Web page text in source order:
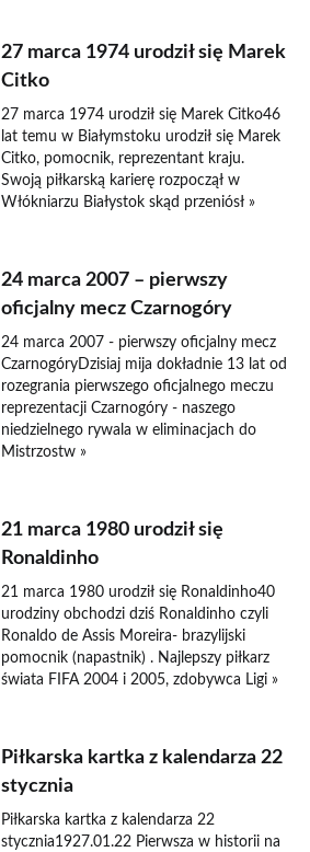
27 marca 1974 urodził się Marek
Citko
27 marca 1974 urodził się Marek Citko46
lat temu w Białymstoku urodził się Marek
Citko, pomocnik, reprezentant kraju.
Swoją piłkarską karierę rozpoczął w
Włókniarzu Białystok skąd przeniósł »
24 marca 2007 – pierwszy
oficjalny mecz Czarnogóry
24 marca 2007 - pierwszy oficjalny mecz
CzarnogóryDzisiaj mija dokładnie 13 lat od
rozegrania pierwszego oficjalnego meczu
reprezentacji Czarnogóry - naszego
niedzielnego rywala w eliminacjach do
Mistrzostw »
21 marca 1980 urodził się
Ronaldinho
21 marca 1980 urodził się Ronaldinho40
urodziny obchodzi dziś Ronaldinho czyli
Ronaldo de Assis Moreira- brazylijski
pomocnik (napastnik) . Najlepszy piłkarz
świata FIFA 2004 i 2005, zdobywca Ligi »
Piłkarska kartka z kalendarza 22
stycznia
Piłkarska kartka z kalendarza 22
stycznia1927.01.22 Pierwsza w historii na